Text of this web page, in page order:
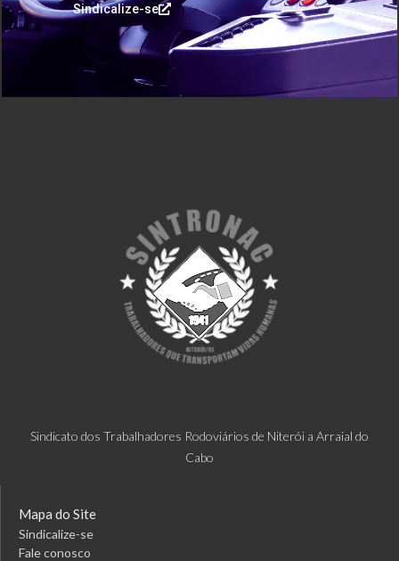
Sindicalize-se
Sindicato dos Trabalhadores Rodoviários de Niterói a Arraial do
Cabo
Mapa do Site
Sindicalize-se
Fale conosco